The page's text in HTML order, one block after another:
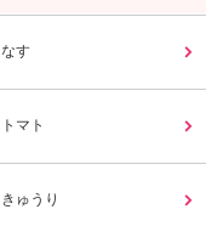
なす
トマト
きゅうり